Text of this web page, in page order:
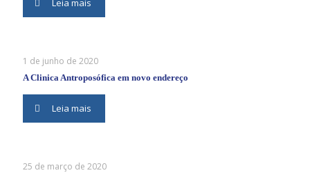
Leia mais
1 de junho de 2020
A Clinica Antroposófica em novo endereço
Leia mais
25 de março de 2020